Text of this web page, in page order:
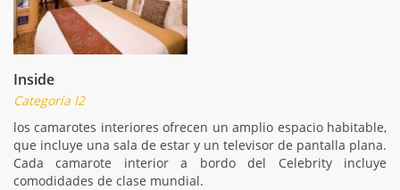
Inside
Categoría I2
los camarotes interiores ofrecen un amplio espacio habitable,
que incluye una sala de estar y un televisor de pantalla plana.
Cada camarote interior a bordo del Celebrity incluye
comodidades de clase mundial.